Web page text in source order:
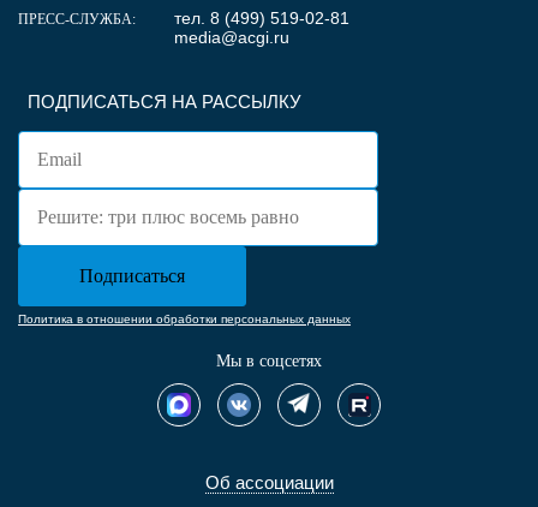
Об ассоциации
ПОДПИСАТЬСЯ НА РАССЫЛКУ
Политика в отношении обработки персональных данных
Мы в соцсетях
ПРЕСС-СЛУЖБА:
тел. 8 (499) 519-02-81
media@acgi.ru